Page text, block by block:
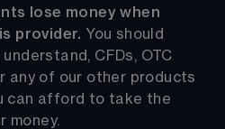
lose money when
provider. You should
CFDs, OTC
any of our other products
can afford to take the
money.